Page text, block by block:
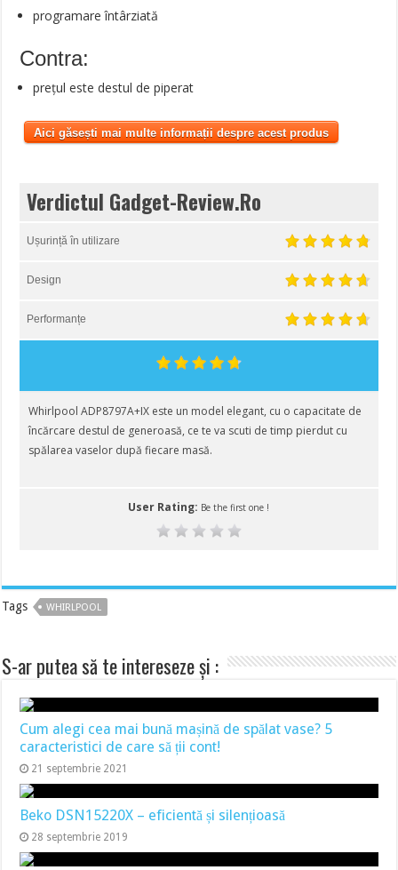
programare întârziată
Contra:
prețul este destul de piperat
Aici găsești mai multe informații despre acest produs
Verdictul Gadget-Review.Ro
Ușurință în utilizare
Design
Performanțe
Whirlpool ADP8797A+IX este un model elegant, cu o capacitate de
încărcare destul de generoasă, ce te va scuti de timp pierdut cu
spălarea vaselor după fiecare masă.
User Rating: Be the first one !
Tags WHIRLPOOL
S-ar putea să te intereseze și :
Cum alegi cea mai bună mașină de spălat vase? 5
caracteristici de care să ții cont!
21 septembrie 2021
Beko DSN15220X – eficientă și silențioasă
28 septembrie 2019